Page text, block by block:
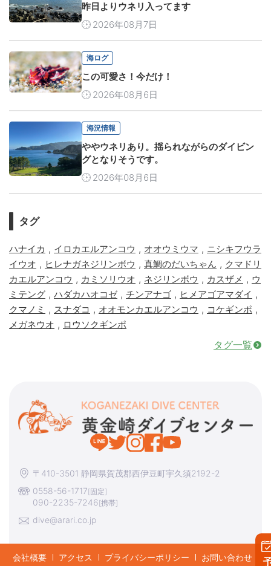
昨日よりウネリ入ってます
2026年08月7日
海ログ
この可愛さ！今だけ！
2026年08月6日
海況情報
ややウネリあり。揺られながらのダイビン
グとなりそうです。
2026年08月6日
タグ
ハナイカ , イロカエルアンコウ , オオウミウマ , ニシキフウラ
イウオ , ヒレナガネジリンボウ , 真鯛のだいちゃん , クマドリ
カエルアンコウ , カミソリウオ , ネジリンボウ , カスザメ , ウ
ミテング , ハダカハオコゼ, チンアナゴ , ヒメアゴアマダイ ,
クマノミ , スナダコ , オオモンカエルアンコウ , コケギンポ ,
メガネウオ , ロウソクギンポ
タグ一覧
〒410-3501 静岡県賀茂郡西伊豆町宇久須2192-2
0558-56-1717[固定]
090-2235-7246[携帯]
dive@arari.co.jp
会社概要 アクセス プライバシーポリシー お問い合わせ